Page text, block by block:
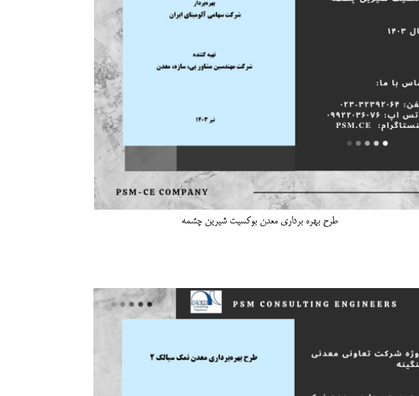
طرح بهره برداری معدن بوکسیت شیرین چشمه